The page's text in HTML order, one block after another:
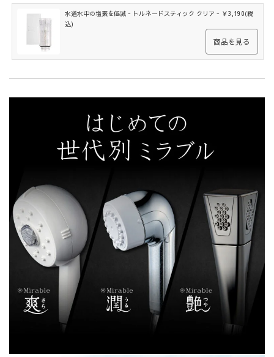
水道水中の塩素を低減 - トルネードスティック クリア - ￥3,190(税
込)
商品を見る